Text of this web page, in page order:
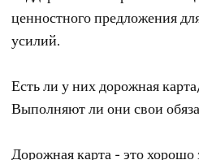
ценностного предложения
усилий.
Есть ли у них дорожная
Выполняют ли они свои
Дорожная карта - это